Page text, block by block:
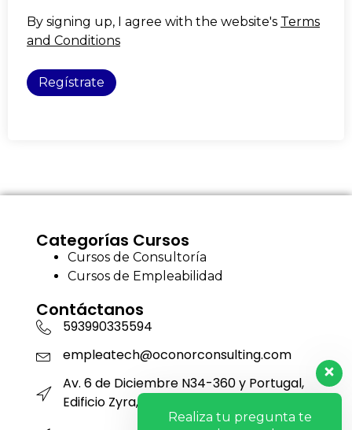
By signing up, I agree with the website's Terms
and Conditions
Regístrate
Categorías Cursos
Cursos de Consultoría
Cursos de Empleabilidad
Contáctanos
593990335594
empleatech@oconorconsulting.com
Av. 6 de Diciembre N34-360 y Portugal,
Edificio Zyra, Piso 12, Oficina 1201
Realiza tu pregunta te